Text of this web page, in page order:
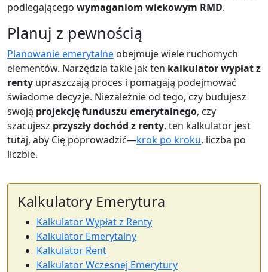
podlegającego wymaganiom wiekowym RMD.
Planuj z pewnością
Planowanie emerytalne obejmuje wiele ruchomych
elementów. Narzędzia takie jak ten kalkulator wypłat z
renty upraszczają proces i pomagają podejmować
świadome decyzje. Niezależnie od tego, czy budujesz
swoją projekcję funduszu emerytalnego, czy
szacujesz przyszły dochód z renty, ten kalkulator jest
tutaj, aby Cię poprowadzić—krok po kroku, liczba po
liczbie.
Kalkulatory Emerytura
Kalkulator Wypłat z Renty
Kalkulator Emerytalny
Kalkulator Rent
Kalkulator Wczesnej Emerytury